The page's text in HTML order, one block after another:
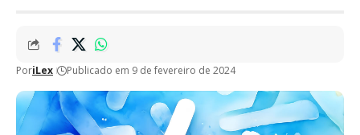
PoriLex Publicado em 9 de fevereiro de 2024